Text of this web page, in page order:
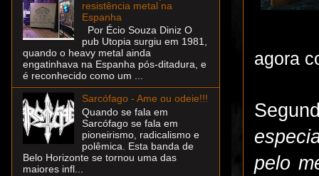
agora
pelo
resistência metal na
Espanha
Por Écio Souza Diniz O
pub Utopia surgiu em 1981,
quando o heavy metal ainda
engatinhava na Espanha pós-ditadura, e
é reconhecido como um ...
Sarcófago - Ame ou odeie!!!
Quando se fala em
Sarcófago se fala em
pioneirismo, radicalismo e
polêmica. Esta banda de
Belo Horizonte se tornou uma das
maiores infl...